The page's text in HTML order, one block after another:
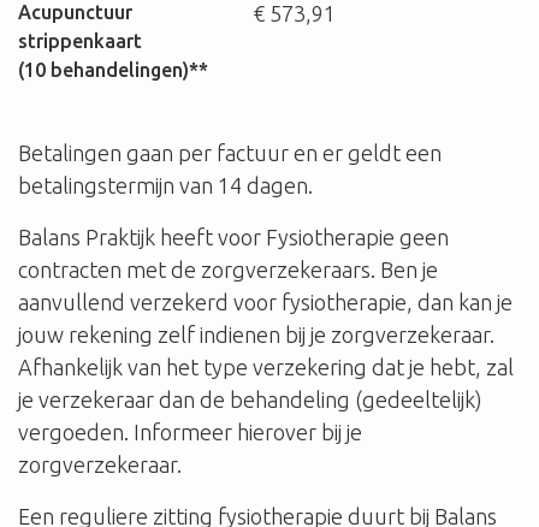
Acupunctuur
strippenkaart
(10 behandelingen)**
€ 573,91
Betalingen gaan per factuur en er geldt een
betalingstermijn van 14 dagen.
Balans Praktijk heeft voor Fysiotherapie geen
contracten met de zorgverzekeraars. Ben je
aanvullend verzekerd voor fysiotherapie, dan kan je
jouw rekening zelf indienen bij je zorgverzekeraar.
Afhankelijk van het type verzekering dat je hebt, zal
je verzekeraar dan de behandeling (gedeeltelijk)
vergoeden. Informeer hierover bij je
zorgverzekeraar.
Een reguliere zitting fysiotherapie duurt bij Balans